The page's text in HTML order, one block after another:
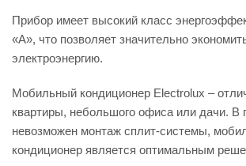
Прибор имеет высокий класс
«А», что позволяет значительно
электроэнергию.
Мобильный кондиционер Electrolux –
квартиры, небольшого офиса или дачи. В
невозможен монтаж сплит-системы,
кондиционер является оптимальным